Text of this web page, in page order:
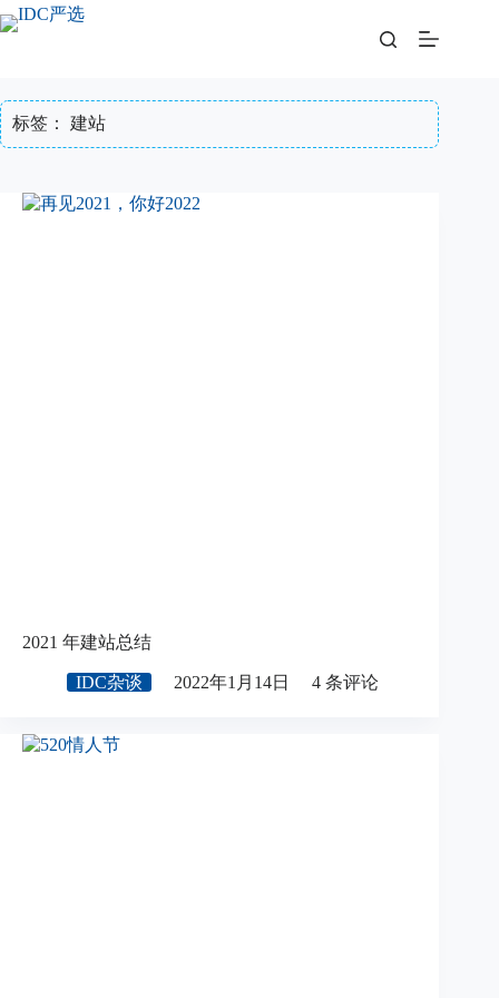
至
标签： 建站
2021 年建站总结
IDC杂谈 2022年1月14日 4 条评论